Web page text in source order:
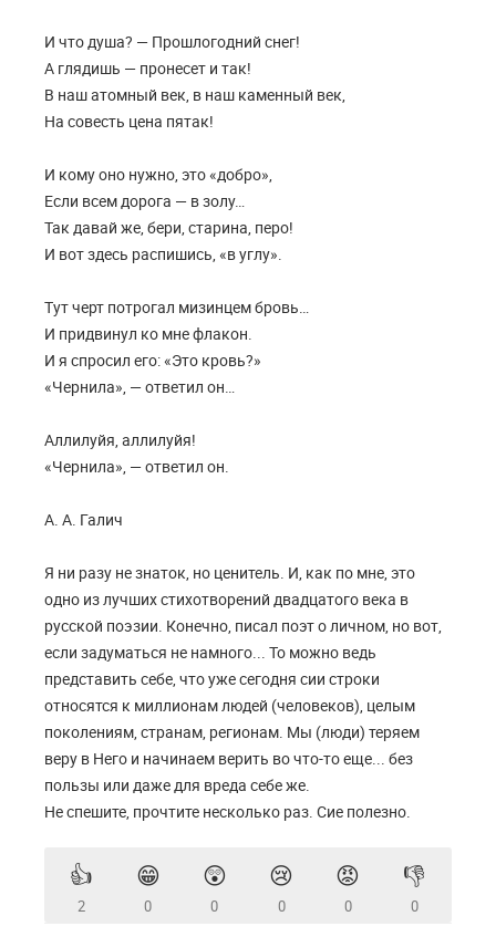
И что душа? — Прошлогодний снег!
А глядишь — пронесет и так!
В наш атомный век, в наш каменный век,
На совесть цена пятак!
И кому оно нужно, это «добро»,
Если всем дорога — в золу…
Так давай же, бери, старина, перо!
И вот здесь распишись, «в углу».
Тут черт потрогал мизинцем бровь…
И придвинул ко мне флакон.
И я спросил его: «Это кровь?»
«Чернила», — ответил он…
Аллилуйя, аллилуйя!
«Чернила», — ответил он.
А. А. Галич
Я ни разу не знаток, но ценитель. И, как по мне, это
одно из лучших стихотворений двадцатого века в
русской поэзии. Конечно, писал поэт о личном, но вот,
если задуматься не намного... То можно ведь
представить себе, что уже сегодня сии строки
относятся к миллионам людей (человеков), целым
поколениям, странам, регионам. Мы (люди) теряем
веру в Него и начинаем верить во что-то еще... без
пользы или даже для вреда себе же.
Не спешите, прочтите несколько раз. Сие полезно.
👍
2
😁
0
😲
0
😢
0
😡
0
👎
0